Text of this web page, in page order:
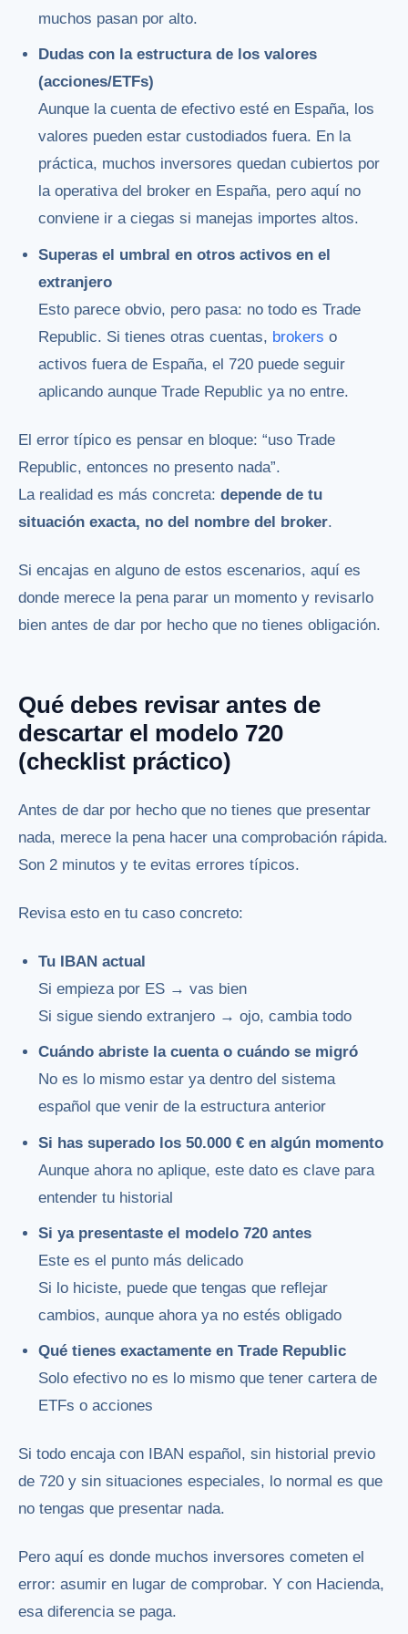
muchos pasan por alto.
Dudas con la estructura de los valores
(acciones/ETFs)
Aunque la cuenta de efectivo esté en España, los
valores pueden estar custodiados fuera. En la
práctica, muchos inversores quedan cubiertos por
la operativa del broker en España, pero aquí no
conviene ir a ciegas si manejas importes altos.
Superas el umbral en otros activos en el
extranjero
Esto parece obvio, pero pasa: no todo es Trade
Republic. Si tienes otras cuentas, brokers o
activos fuera de España, el 720 puede seguir
aplicando aunque Trade Republic ya no entre.
El error típico es pensar en bloque: “uso Trade
Republic, entonces no presento nada”.
La realidad es más concreta: depende de tu
situación exacta, no del nombre del broker.
Si encajas en alguno de estos escenarios, aquí es
donde merece la pena parar un momento y revisarlo
bien antes de dar por hecho que no tienes obligación.
Qué debes revisar antes de
descartar el modelo 720
(checklist práctico)
Antes de dar por hecho que no tienes que presentar
nada, merece la pena hacer una comprobación rápida.
Son 2 minutos y te evitas errores típicos.
Revisa esto en tu caso concreto:
Tu IBAN actual
Si empieza por ES → vas bien
Si sigue siendo extranjero → ojo, cambia todo
Cuándo abriste la cuenta o cuándo se migró
No es lo mismo estar ya dentro del sistema
español que venir de la estructura anterior
Si has superado los 50.000 € en algún momento
Aunque ahora no aplique, este dato es clave para
entender tu historial
Si ya presentaste el modelo 720 antes
Este es el punto más delicado
Si lo hiciste, puede que tengas que reflejar
cambios, aunque ahora ya no estés obligado
Qué tienes exactamente en Trade Republic
Solo efectivo no es lo mismo que tener cartera de
ETFs o acciones
Si todo encaja con IBAN español, sin historial previo
de 720 y sin situaciones especiales, lo normal es que
no tengas que presentar nada.
Pero aquí es donde muchos inversores cometen el
error: asumir en lugar de comprobar. Y con Hacienda,
esa diferencia se paga.